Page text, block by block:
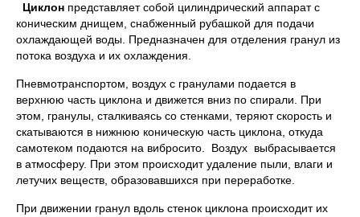
Циклон представляет собой цилиндрический аппарат с
коническим днищем, снабженный рубашкой для подачи
охлаждающей воды. Предназначен для отделения гранул из
потока воздуха и их охлаждения.
Пневмотранспортом, воздух с гранулами подается в
верхнюю часть циклона и движется вниз по спирали. При
этом, гранулы, сталкиваясь со стенками, теряют скорость и
скатываются в нижнюю коническую часть циклона, откуда
самотеком подаются на вибросито. Воздух выбрасывается
в атмосферу. При этом происходит удаление пыли, влаги и
летучих веществ, образовавшихся при переработке.
При движении гранул вдоль стенок циклона происходит их